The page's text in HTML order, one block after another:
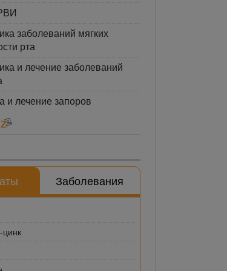
заболеваний мягких
рта
и лечение заболеваний
и лечение запоров
Заболевания
цинк